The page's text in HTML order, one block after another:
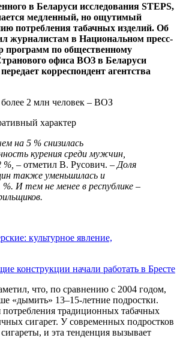
в Беларуси исследования STEPS,
медленный, но ощутимый
потребления табачных изделий. Об
журналистам в Национальном пресс-
программ по общественному
офиса ВОЗ в Беларуси
корреспондент агентства
характер
на 5 % снизилась
курения среди мужчин,
%, – отметил В. Русович. – Доля
также уменьшилась и
И тем не менее в республике –
культурное явление,
конструкции начали работать в Бресте
что, по сравнению с 2004 годом,
«дымить» 13–15-летние подростки.
потребления традиционных табачных
сигарет. У современных подростков
и эта тенденция вызывает